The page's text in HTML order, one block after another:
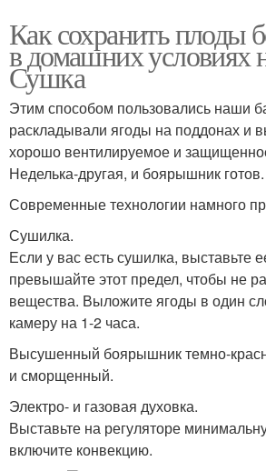
Как сохранить плоды
в домашних условиях
Сушка
Этим способом пользовались наши
раскладывали ягоды на поддонах и
хорошо вентилируемое и
Неделька-другая, и боярышник готов.
Современные технологии намного
Сушилка.
Если у вас есть сушилка, выставьте
превышайте этот предел, чтобы не
вещества. Выложите ягоды в один
камеру на 1-2 часа.
Высушенный боярышник темно-
и сморщенный.
Электро- и газовая духовка.
Выставьте на регуляторе
включите конвекцию.